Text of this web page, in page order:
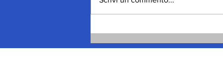
ingressi, poi le uscite
volontarie